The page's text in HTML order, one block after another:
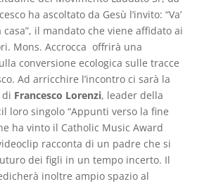
ha ascoltato da Gesù l’invito: “Va’
il mandato che viene affidato ai
Mons. Accrocca offrirà una
conversione ecologica sulle tracce
Ad arricchire l’incontro ci sarà la
Francesco Lorenzi, leader della
loro singolo “Appunti verso la fine
ha vinto il Catholic Music Award
racconta di un padre che si
dei figli in un tempo incerto. Il
inoltre ampio spazio al